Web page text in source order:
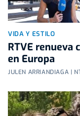
VIDA Y ESTILO
RTVE renueva
en Europa
JULEN ARRIANDIAGA |